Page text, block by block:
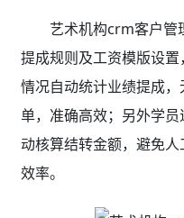
艺术机构crm客户管
提成规则及工资模版设
情况自动统计业绩提成
单，准确高效；另外学
动核算结转金额，避免
效率。